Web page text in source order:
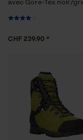
avec Gore-Tex noir/
CHF 239.90 *